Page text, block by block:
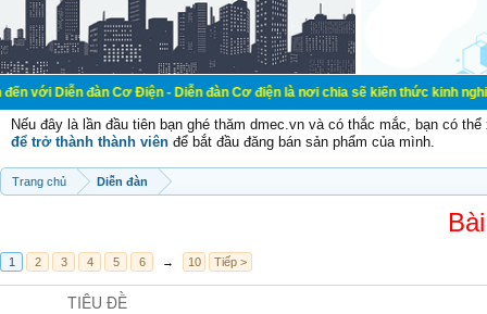
đàn Cơ Điện - Diễn đàn Cơ điện là nơi chia sẽ kiến thức kinh nghiệm
Nếu đây là lần đầu tiên bạn ghé thăm dmec.vn và có thắc mắc, bạn có
để trở thành thành viên để bắt đầu đăng bán sản phẩm của mình.
Trang chủ Diễn đàn
1 2 3 4 5 6 → 10 Tiếp >
TIÊU ĐỀ